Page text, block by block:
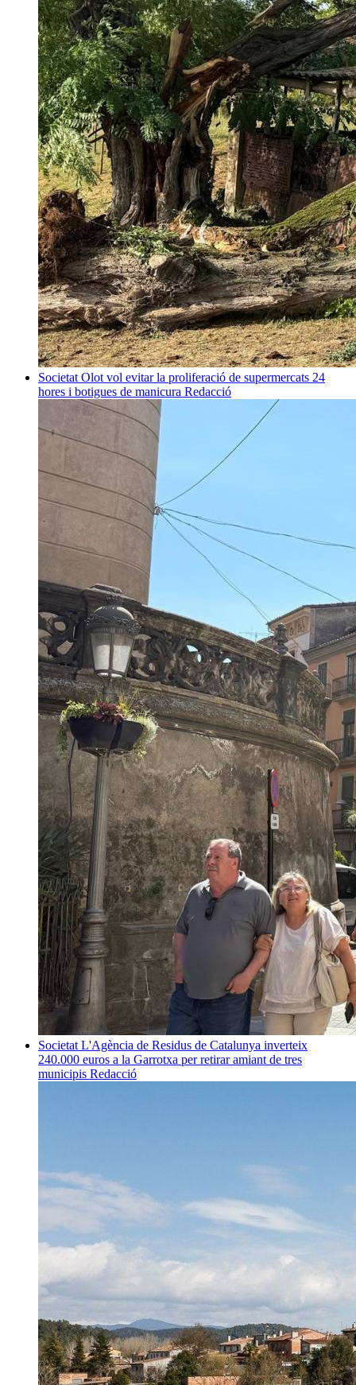
Societat Olot vol evitar la proliferació de supermercats 24
hores i botigues de manicura Redacció
Societat L'Agència de Residus de Catalunya inverteix
240.000 euros a la Garrotxa per retirar amiant de tres
municipis Redacció